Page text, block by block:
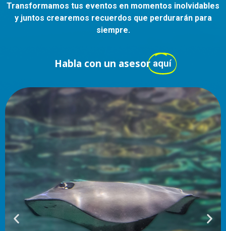
Transformamos tus eventos en momentos inolvidables
y juntos crearemos recuerdos que perdurarán para
siempre.
Habla con un asesor aquí